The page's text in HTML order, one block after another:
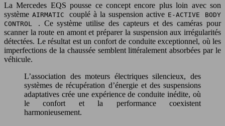
La Mercedes EQS pousse ce concept encore plus loin avec son
système AIRMATIC couplé à la suspension active E-ACTIVE BODY
CONTROL . Ce système utilise des capteurs et des caméras pour
scanner la route en amont et préparer la suspension aux irrégularités
détectées. Le résultat est un confort de conduite exceptionnel, où les
imperfections de la chaussée semblent littéralement absorbées par le
véhicule.
L’association des moteurs électriques silencieux, des
systèmes de récupération d’énergie et des suspensions
adaptatives crée une expérience de conduite inédite, où
le confort et la performance coexistent
harmonieusement.